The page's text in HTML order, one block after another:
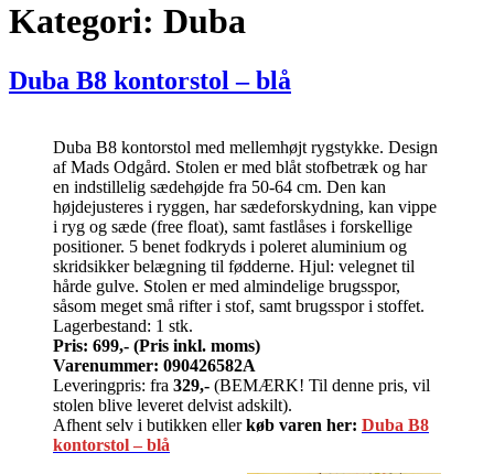
Kategori: Duba
Duba B8 kontorstol – blå
Duba B8 kontorstol med mellemhøjt rygstykke. Design
af Mads Odgård. Stolen er med blåt stofbetræk og har
en indstillelig sædehøjde fra 50-64 cm. Den kan
højdejusteres i ryggen, har sædeforskydning, kan vippe
i ryg og sæde (free float), samt fastlåses i forskellige
positioner. 5 benet fodkryds i poleret aluminium og
skridsikker belægning til fødderne. Hjul: velegnet til
hårde gulve. Stolen er med almindelige brugsspor,
såsom meget små rifter i stof, samt brugsspor i stoffet.
Lagerbestand: 1 stk.
Pris: 699,- (Pris inkl. moms)
Varenummer: 090426582A
Leveringpris: fra 329,- (BEMÆRK! Til denne pris, vil
stolen blive leveret delvist adskilt).
Afhent selv i butikken ellerkøb varen her: Duba B8
kontorstol – blå